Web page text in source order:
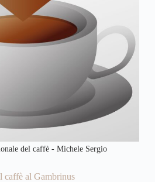
del caffè - Michele Sergio
caffè al Gambrinus